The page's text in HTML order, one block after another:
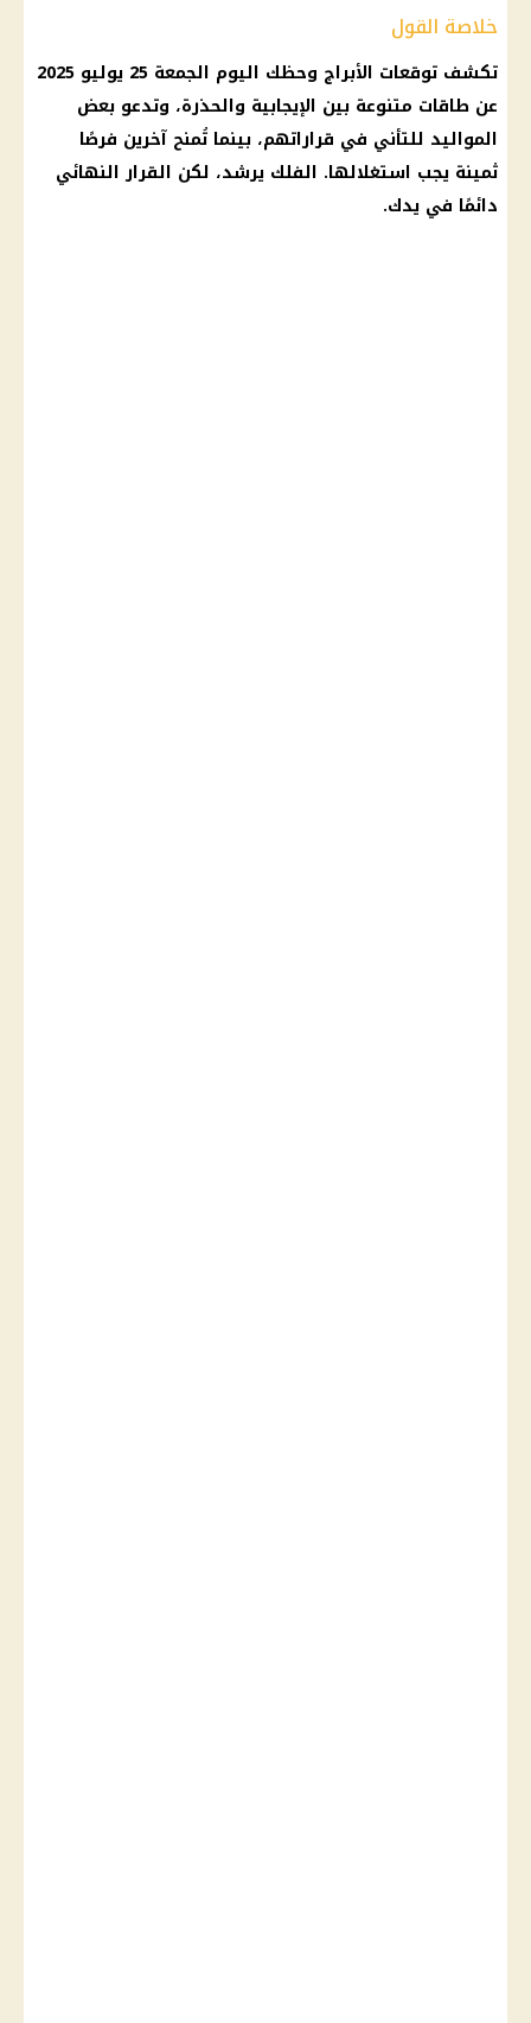
خلاصة القول
تكشف توقعات الأبراج وحظك اليوم الجمعة 25 يوليو 2025
عن طاقات متنوعة بين الإيجابية والحذرة، وتدعو بعض
المواليد للتأني في قراراتهم، بينما تُمنح آخرين فرصًا
ثمينة يجب استغلالها. الفلك يرشد، لكن القرار النهائي
دائمًا في يدك.